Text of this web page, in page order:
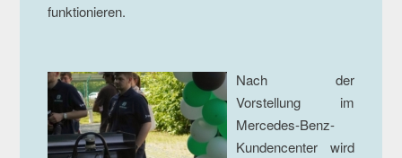
funktionieren.
Nach der
Vorstellung im
Mercedes-Benz-
Kundencenter wird